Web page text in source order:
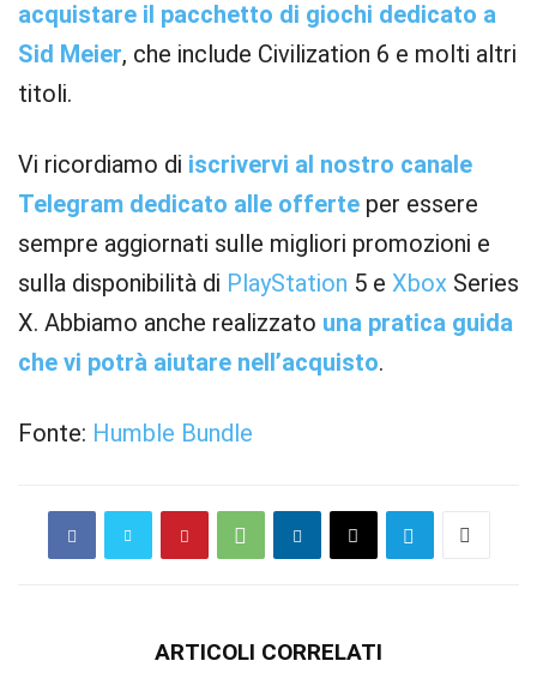
acquistare il pacchetto di giochi dedicato a
Sid Meier, che include Civilization 6 e molti altri
titoli.
Vi ricordiamo di iscrivervi al nostro canale
Telegram dedicato alle offerte per essere
sempre aggiornati sulle migliori promozioni e
sulla disponibilità di PlayStation 5 e Xbox Series
X. Abbiamo anche realizzato una pratica guida
che vi potrà aiutare nell’acquisto.
Fonte: Humble Bundle
ARTICOLI CORRELATI